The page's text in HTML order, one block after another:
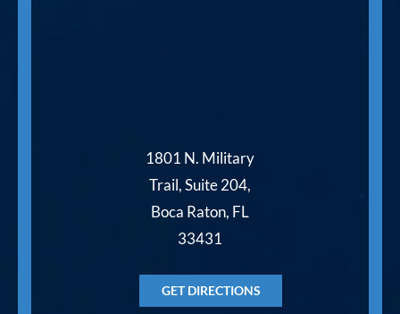
1801 N. Military
Trail, Suite 204,
Boca Raton, FL
33431
GET DIRECTIONS